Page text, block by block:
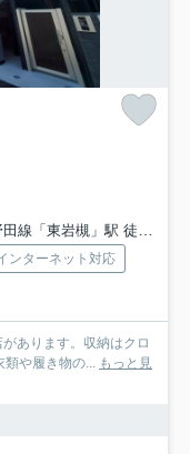
線「東岩槻」駅 徒歩39分
ンターネット対応
あります。収納はクロ
や履き物の...
もっと見